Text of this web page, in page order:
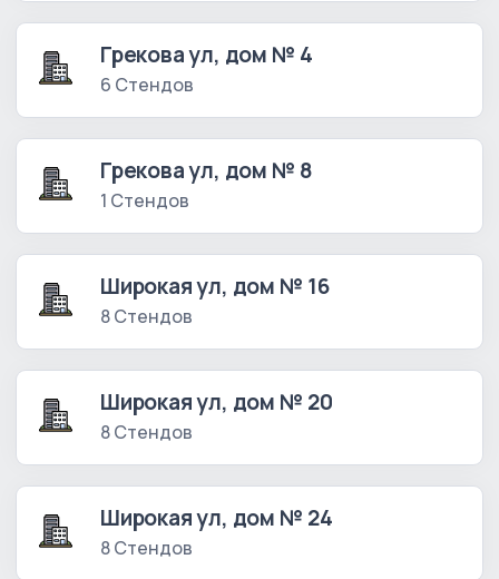
Грекова ул, дом № 4
6 Стендов
Грекова ул, дом № 8
1 Стендов
Широкая ул, дом № 16
8 Стендов
Широкая ул, дом № 20
8 Стендов
Широкая ул, дом № 24
8 Стендов